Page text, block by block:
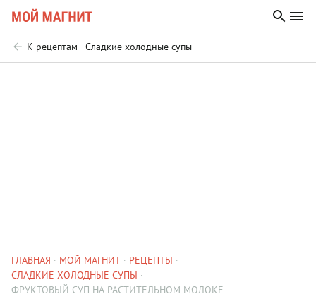
К рецептам - Сладкие холодные супы
ГЛАВНАЯ МОЙ МАГНИТ
РЕЦЕПТЫ
СЛАДКИЕ ХОЛОДНЫЕ СУПЫ
ФРУКТОВЫЙ СУП НА РАСТИТЕЛЬНОМ МОЛОКЕ